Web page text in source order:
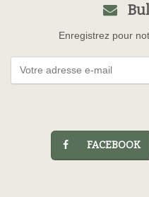
Enregistrez pour
FACEBOOK